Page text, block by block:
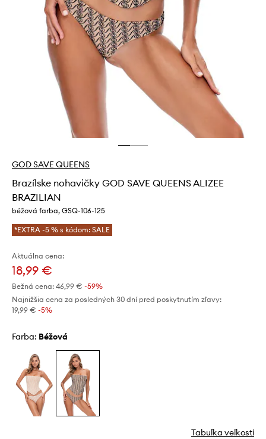
GOD SAVE QUEENS
Brazílske nohavičky GOD SAVE QUEENS ALIZEE
BRAZILIAN
béžová farba, GSQ-106-125
*EXTRA -5 % s kódom: SALE
Aktuálna cena:
18,99 €
Bežná cena: 46,99 € -59%
Najnižšia cena za posledných 30 dní pred poskytnutím zľavy:
19,99 € -5%
Farba: béžová
Tabuľka veľkostí